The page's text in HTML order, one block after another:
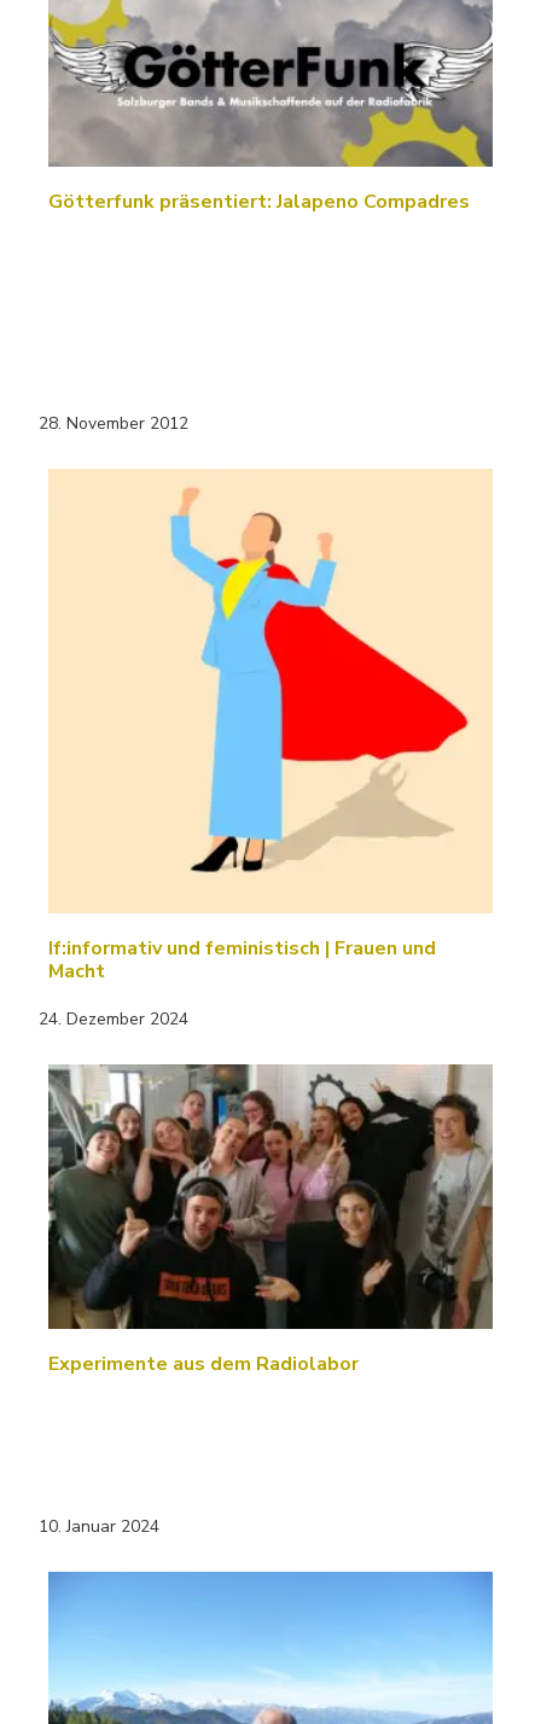
Götterfunk präsentiert: Jalapeno Compadres
28. November 2012
If:informativ und feministisch | Frauen und
Macht
24. Dezember 2024
Experimente aus dem Radiolabor
10. Januar 2024